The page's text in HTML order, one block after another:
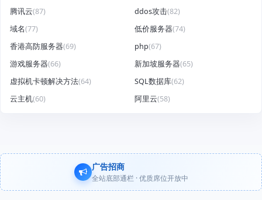
腾讯云(87) ddos攻击(82)
域名(77) 低价服务器(74)
香港高防服务器(69) php(67)
游戏服务器(66) 新加坡服务器(65)
虚拟机卡顿解决方法(64) SQL数据库(62)
云主机(60) 阿里云(58)
广告招商
全站底部通栏 · 优质席位开放中